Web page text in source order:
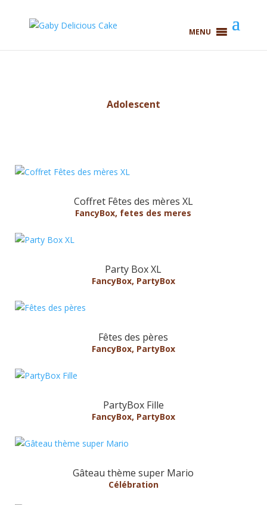
MENU
Adolescent
Coffret Fêtes des mères XL
FancyBox, fetes des meres
Party Box XL
FancyBox, PartyBox
Fêtes des pères
FancyBox, PartyBox
PartyBox Fille
FancyBox, PartyBox
Gâteau thème super Mario
Célébration